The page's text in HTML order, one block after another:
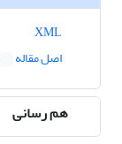
اصل مقاله
هم رسانی